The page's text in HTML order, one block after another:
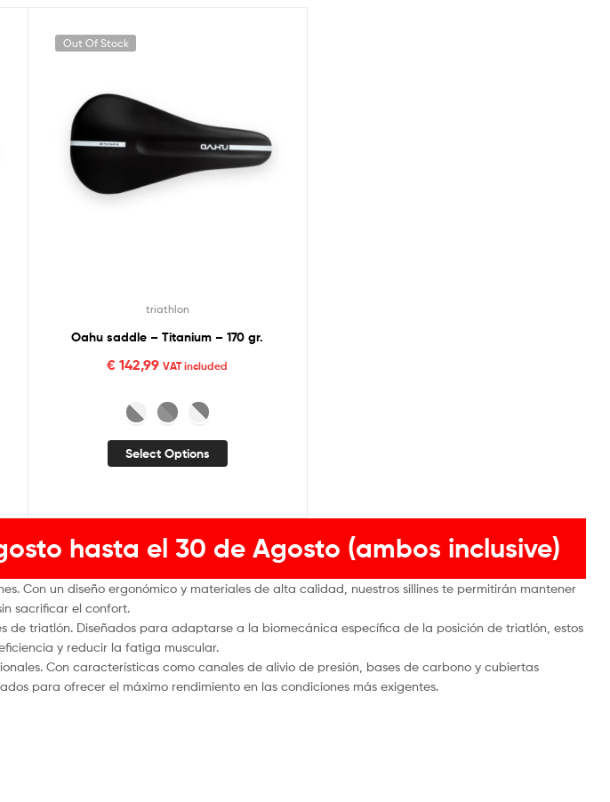
Out Of Stock
triathlon
Oahu saddle – Titanium – 170 gr.
€ 142,99 VAT included
Select Options
hasta el 30 de Agosto (ambos inclusive)
Con un diseño ergonómico y materiales de alta calidad, nuestros sillines te permitirán mantener
sacrificar el confort.
de triatlón. Diseñados para adaptarse a la biomecánica específica de la posición de triatlón, estos
y reducir la fatiga muscular.
Con características como canales de alivio de presión, bases de carbono y cubiertas
para ofrecer el máximo rendimiento en las condiciones más exigentes.